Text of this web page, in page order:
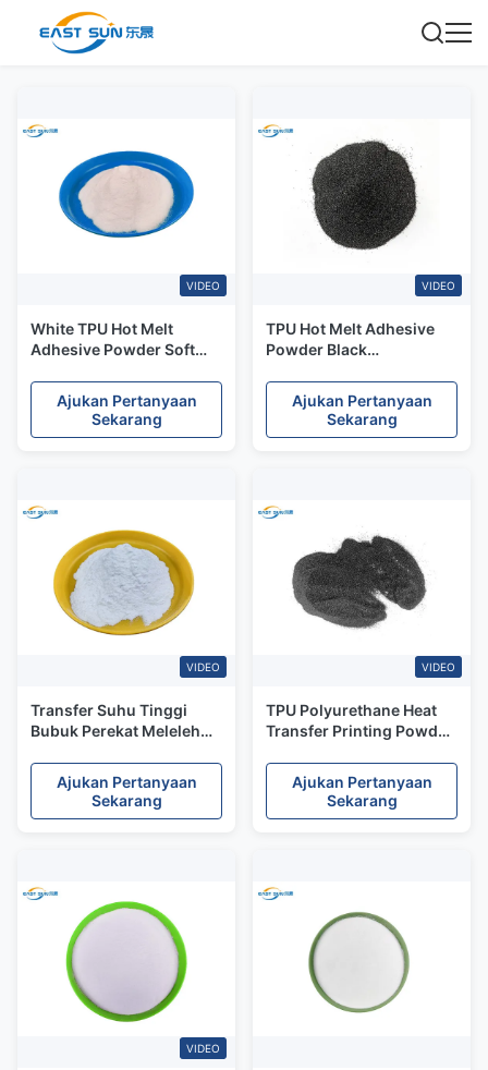
VIDEO
White TPU Hot Melt
Adhesive Powder Soft
untuk Perpindahan Panas
Ajukan Pertanyaan
Sekarang
VIDEO
TPU Hot Melt Adhesive
Powder Black
Perpindahan Panas
Ajukan Pertanyaan
Sekarang
VIDEO
Transfer Suhu Tinggi
Bubuk Perekat Meleleh
Ajukan Pertanyaan
Sekarang
VIDEO
TPU Polyurethane Heat
Transfer Printing Powder
Ajukan Pertanyaan
Sekarang
VIDEO